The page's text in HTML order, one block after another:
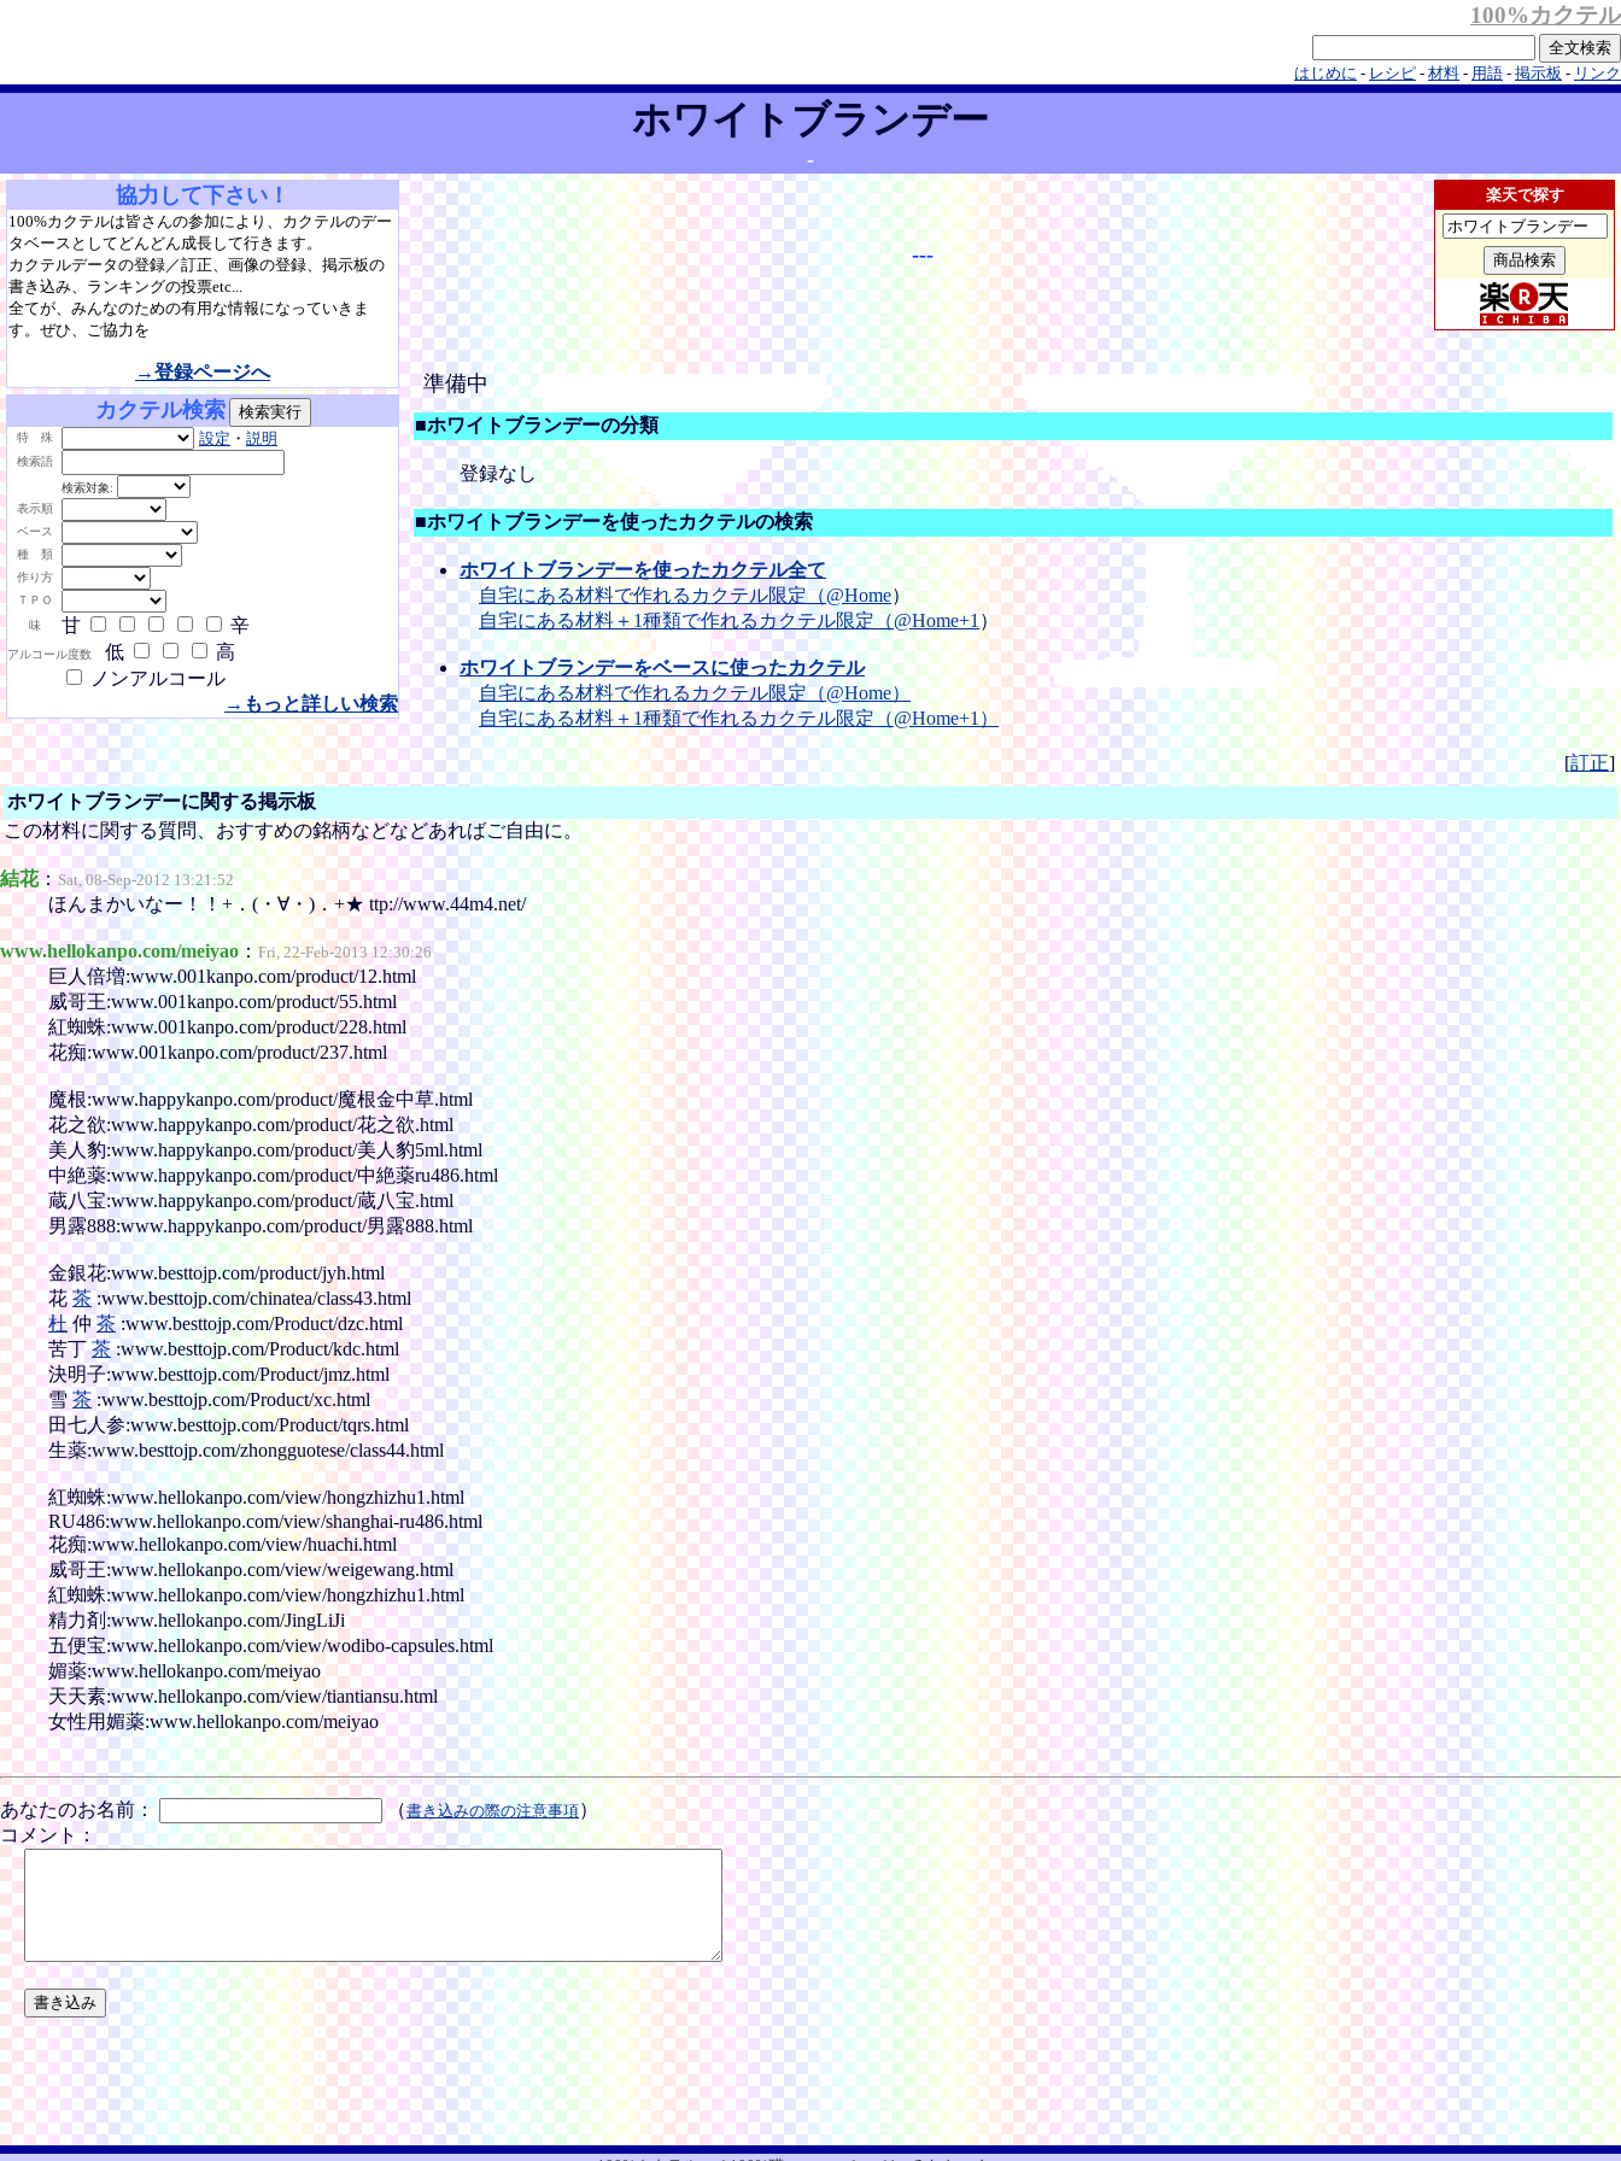
100%カクテル
はじめに - レシピ - 材料 - 用語 - 掲示板 - リンク
ホワイトブランデー
-
協力して下さい！
100%カクテルは皆さんの参加により、カクテルのデー
タベースとしてどんどん成長して行きます。
カクテルデータの登録／訂正、画像の登録、掲示板の
書き込み、ランキングの投票etc...
全てが、みんなのための有用な情報になっていきま
す。ぜひ、ご協力を
→登録ページへ
カクテル検索
特 殊 設定 ・ 説明
検索語
検索対象:
表示順
ベース
種 類
作り方
ＴＰＯ
味
甘 辛
アルコール度数 低
高
ノンアルコール
→もっと詳しい検索
楽天で探す
---
準備中
■ホワイトブランデーの分類
登録なし
■ホワイトブランデーを使ったカクテルの検索
ホワイトブランデーを使ったカクテル全て
自宅にある材料で作れるカクテル限定（@Home）
自宅にある材料＋1種類で作れるカクテル限定（@Home+1）
ホワイトブランデーをベースに使ったカクテル
自宅にある材料で作れるカクテル限定（@Home）
自宅にある材料＋1種類で作れるカクテル限定（@Home+1）
[訂正]
ホワイトブランデーに関する掲示板
この材料に関する質問、おすすめの銘柄などなどあればご自由に。
結花：Sat, 08-Sep-2012 13:21:52
ほんまかいなー！！+．(・∀・)．+★ ttp://www.44m4.net/
www.hellokanpo.com/meiyao：Fri, 22-Feb-2013 12:30:26
巨人倍増:www.001kanpo.com/product/12.html
威哥王:www.001kanpo.com/product/55.html
紅蜘蛛:www.001kanpo.com/product/228.html
花痴:www.001kanpo.com/product/237.html
魔根:www.happykanpo.com/product/魔根金中草.html
花之欲:www.happykanpo.com/product/花之欲.html
美人豹:www.happykanpo.com/product/美人豹5ml.html
中絶薬:www.happykanpo.com/product/中絶薬ru486.html
蔵八宝:www.happykanpo.com/product/蔵八宝.html
男露888:www.happykanpo.com/product/男露888.html
金銀花:www.besttojp.com/product/jyh.html
花茶:www.besttojp.com/chinatea/class43.html
杜仲茶:www.besttojp.com/Product/dzc.html
苦丁茶:www.besttojp.com/Product/kdc.html
決明子:www.besttojp.com/Product/jmz.html
雪茶:www.besttojp.com/Product/xc.html
田七人参:www.besttojp.com/Product/tqrs.html
生薬:www.besttojp.com/zhongguotese/class44.html
紅蜘蛛:www.hellokanpo.com/view/hongzhizhu1.html
RU486:www.hellokanpo.com/view/shanghai-ru486.html
花痴:www.hellokanpo.com/view/huachi.html
威哥王:www.hellokanpo.com/view/weigewang.html
紅蜘蛛:www.hellokanpo.com/view/hongzhizhu1.html
精力剤:www.hellokanpo.com/JingLiJi
五便宝:www.hellokanpo.com/view/wodibo-capsules.html
媚薬:www.hellokanpo.com/meiyao
天天素:www.hellokanpo.com/view/tiantiansu.html
女性用媚薬:www.hellokanpo.com/meiyao
あなたのお名前： （書き込みの際の注意事項）
コメント：